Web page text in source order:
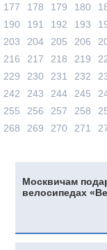
177
178 179 180
190
191 192 193
203
204 205 206
216
217 218 219
229
230 231 232
242
243 244 245
255
256 257 258
268
269 270 271
Москвичам
велосипедах